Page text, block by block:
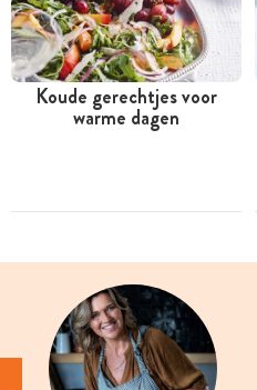
Koude gerechtjes voor
warme dagen